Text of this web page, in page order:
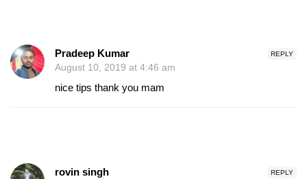
REPLY
Pradeep Kumar
August 10, 2019 at 4:46 am
nice tips thank you mam
REPLY
rovin singh